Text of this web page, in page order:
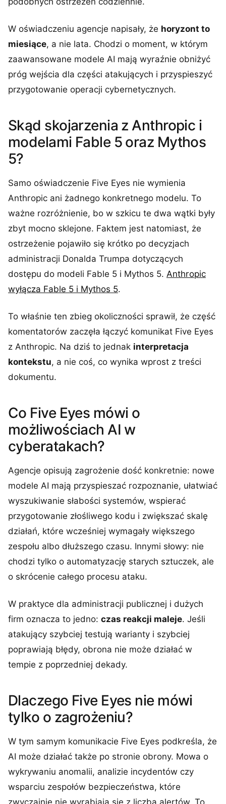
W oświadczeniu agencje napisały, że horyzont to
miesiące, a nie lata. Chodzi o moment, w którym
zaawansowane modele AI mają wyraźnie obniżyć
próg wejścia dla części atakujących i przyspieszyć
przygotowanie operacji cybernetycznych.
Skąd skojarzenia z Anthropic i
modelami Fable 5 oraz Mythos
5?
Samo oświadczenie Five Eyes nie wymienia
Anthropic ani żadnego konkretnego modelu. To
ważne rozróżnienie, bo w szkicu te dwa wątki były
zbyt mocno sklejone. Faktem jest natomiast, że
ostrzeżenie pojawiło się krótko po decyzjach
administracji Donalda Trumpa dotyczących
dostępu do modeli Fable 5 i Mythos 5. Anthropic
wyłącza Fable 5 i Mythos 5.
To właśnie ten zbieg okoliczności sprawił, że część
komentatorów zaczęła łączyć komunikat Five Eyes
z Anthropic. Na dziś to jednak interpretacja
kontekstu, a nie coś, co wynika wprost z treści
dokumentu.
Co Five Eyes mówi o
możliwościach AI w
cyberatakach?
Agencje opisują zagrożenie dość konkretnie: nowe
modele AI mają przyspieszać rozpoznanie, ułatwiać
wyszukiwanie słabości systemów, wspierać
przygotowanie złośliwego kodu i zwiększać skalę
działań, które wcześniej wymagały większego
zespołu albo dłuższego czasu. Innymi słowy: nie
chodzi tylko o automatyzację starych sztuczek, ale
o skrócenie całego procesu ataku.
W praktyce dla administracji publicznej i dużych
firm oznacza to jedno: czas reakcji maleje. Jeśli
atakujący szybciej testują warianty i szybciej
poprawiają błędy, obrona nie może działać w
tempie z poprzedniej dekady.
Dlaczego Five Eyes nie mówi
tylko o zagrożeniu?
W tym samym komunikacie Five Eyes podkreśla, że
AI może działać także po stronie obrony. Mowa o
wykrywaniu anomalii, analizie incydentów czy
wsparciu zespołów bezpieczeństwa, które
zwyczajnie nie wyrabiają się z liczbą alertów. To